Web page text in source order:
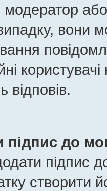
вони
відповів.
підпис до
підпис
створити